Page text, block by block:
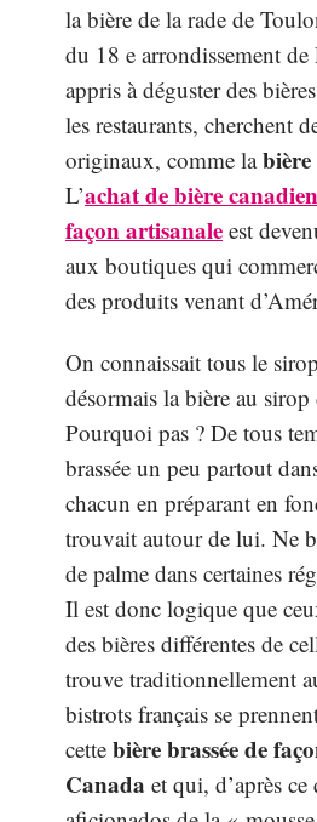
la bière de la rade de
du 18 e arrondissement de
appris à déguster des
les restaurants, cherchent
originaux, comme la
L’achat de bière
façon artisanale est
aux boutiques qui
des produits venant
On connaissait tous le
désormais la bière au sirop
Pourquoi pas ? De tous
brassée un peu partout
chacun en préparant en
trouvait autour de lui. Ne
de palme dans certaines
Il est donc logique que
des bières différentes de
trouve traditionnellement
bistrots français se
cette bière brassée de
Canada et qui, d’après ce